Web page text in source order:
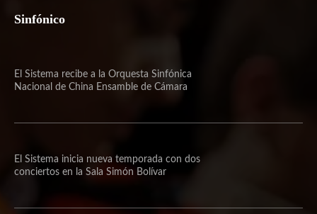
Sinfónico
El Sistema recibe a la Orquesta Sinfónica
Nacional de China Ensamble de Cámara
El Sistema inicia nueva temporada con dos
conciertos en la Sala Simón Bolívar